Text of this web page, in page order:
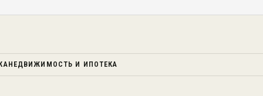
НЕДВИЖИМОСТЬ И ИПОТЕКА